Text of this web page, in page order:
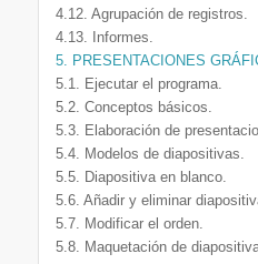
4.12. Agrupación de registros.
4.13. Informes.
5. PRESENTACIONES
5.1. Ejecutar el programa.
5.2. Conceptos básicos.
5.3. Elaboración de
5.4. Modelos de diapositivas.
5.5. Diapositiva en blanco.
5.6. Añadir y eliminar
5.7. Modificar el orden.
5.8. Maquetación de